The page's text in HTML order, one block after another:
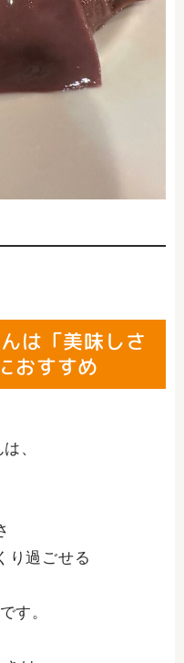
は「美味しさ
おすすめ
、
り過ごせる
です。